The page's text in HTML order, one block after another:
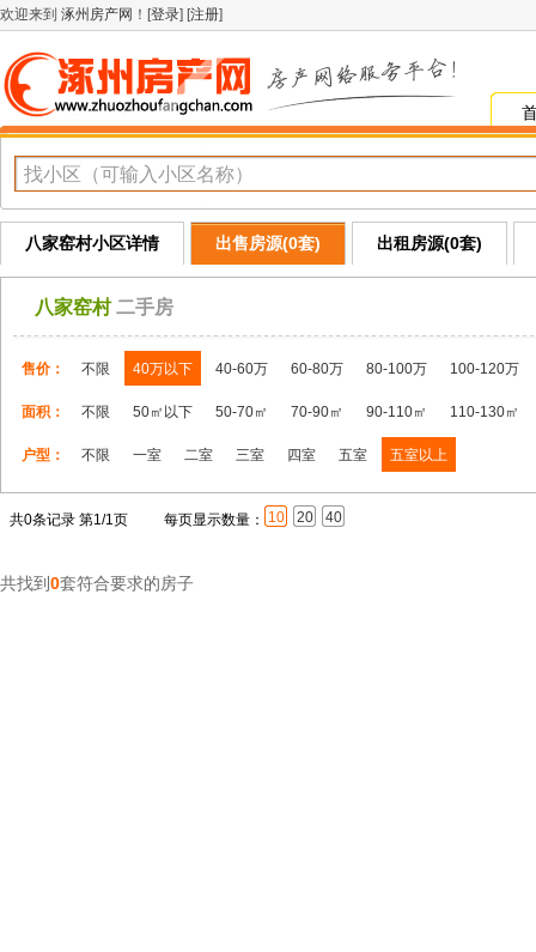
欢迎来到 涿州房产网 ！[登录] [注册]
八家窑村小区详情 出售房源(0套) 出租房源(0套)
八家窑村 二手房
售价： 不限 40万以下 40-60万 60-80万 80-100万 100-120万
面积： 不限 50㎡以下 50-70㎡ 70-90㎡ 90-110㎡ 110-130㎡
户型： 不限 一室 二室 三室 四室 五室 五室以上
共0条记录 第1/1页 每页显示数量： 10 20 40
共找到 0套符合要求的房子